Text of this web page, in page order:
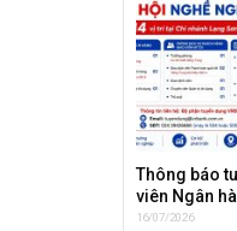
Thông báo
viên Ngân
16/07/2026